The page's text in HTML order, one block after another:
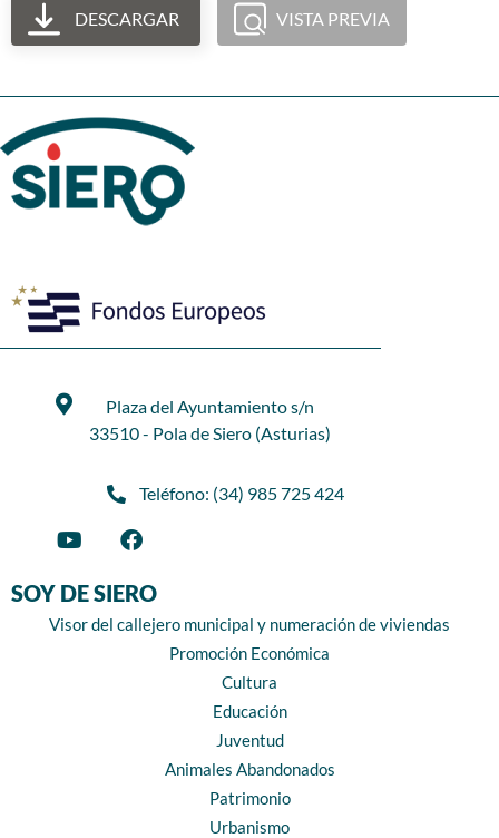
DESCARGAR VISTA PREVIA
Plaza del Ayuntamiento s/n
33510 - Pola de Siero (Asturias)
Teléfono: (34) 985 725 424
SOY DE SIERO
Visor del callejero municipal y numeración de viviendas
Promoción Económica
Cultura
Educación
Juventud
Animales Abandonados
Patrimonio
Urbanismo